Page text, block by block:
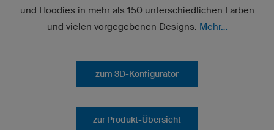
und Hoodies in mehr als 150 unterschiedlichen Farben
und vielen vorgegebenen Designs. Mehr...
zum 3D-Konfigurator
zur Produkt-Übersicht